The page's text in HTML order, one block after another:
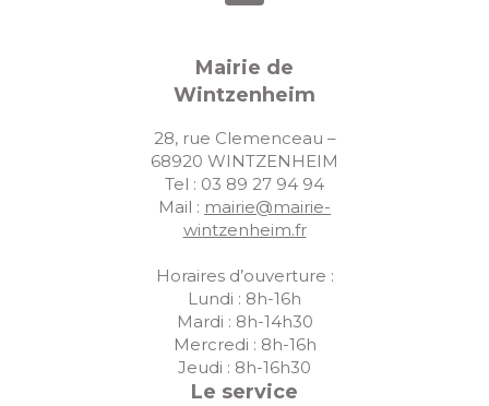
Mairie de
Wintzenheim
28, rue Clemenceau –
68920 WINTZENHEIM
Tel : 03 89 27 94 94
Mail : mairie@mairie-
wintzenheim.fr
Horaires d’ouverture :
Lundi : 8h-16h
Mardi : 8h-14h30
Mercredi : 8h-16h
Jeudi : 8h-16h30
Le service